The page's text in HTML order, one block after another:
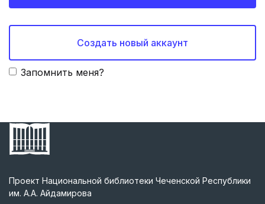
Создать новый аккаунт
Запомнить меня?
Проект Национальной библиотеки Чеченской Республики
им. А.А. Айдамирова